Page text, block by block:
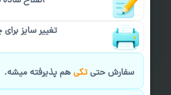
سفارش گیری آنلاین
امکان سفارش از طریق چت و
سایت با پشتیبانی آنلاین
(تماس با ما‌)
تغییر سایز
سفارش حتیتکیهم پذیرفته میشه.